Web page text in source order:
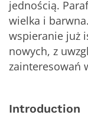
jednością.
wielka i
wspieranie już
nowych, z
zainteresowań
Introduction